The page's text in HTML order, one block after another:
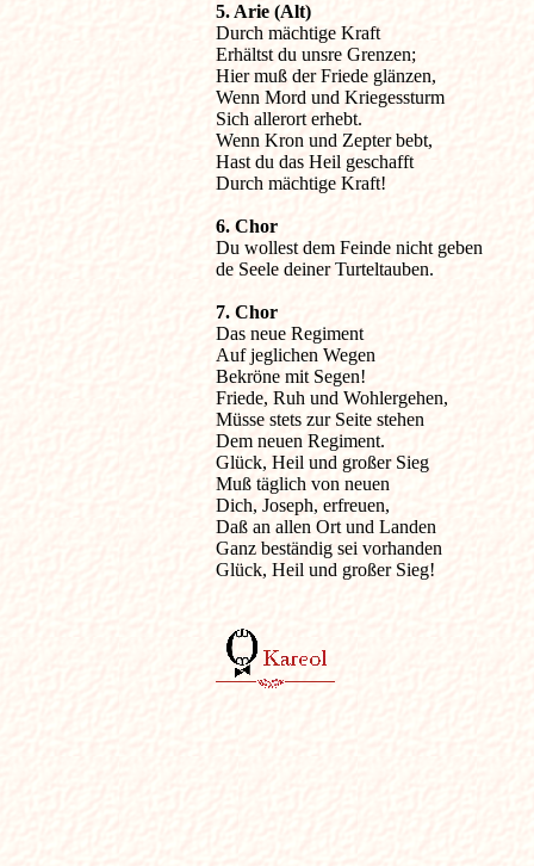
5. Arie (Alt)
Durch mächtige Kraft
Erhältst du unsre Grenzen;
Hier muß der Friede glänzen,
Wenn Mord und Kriegessturm
Sich allerort erhebt.
Wenn Kron und Zepter bebt,
Hast du das Heil geschafft
Durch mächtige Kraft!
6. Chor
Du wollest dem Feinde nicht geben
de Seele deiner Turteltauben.
7. Chor
Das neue Regiment
Auf jeglichen Wegen
Bekröne mit Segen!
Friede, Ruh und Wohlergehen,
Müsse stets zur Seite stehen
Dem neuen Regiment.
Glück, Heil und großer Sieg
Muß täglich von neuen
Dich, Joseph, erfreuen,
Daß an allen Ort und Landen
Ganz beständig sei vorhanden
Glück, Heil und großer Sieg!